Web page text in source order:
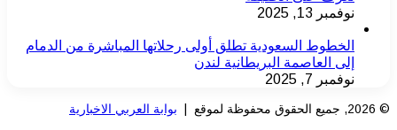
نوفمبر 13, 2025
الخطوط السعودية تطلق أولى رحلاتها المباشرة من الدمام
إلى العاصمة البريطانية لندن
نوفمبر 7, 2025
© 2026, جميع الحقوق محفوظة لموقع | بوابة العربي الاخبارية